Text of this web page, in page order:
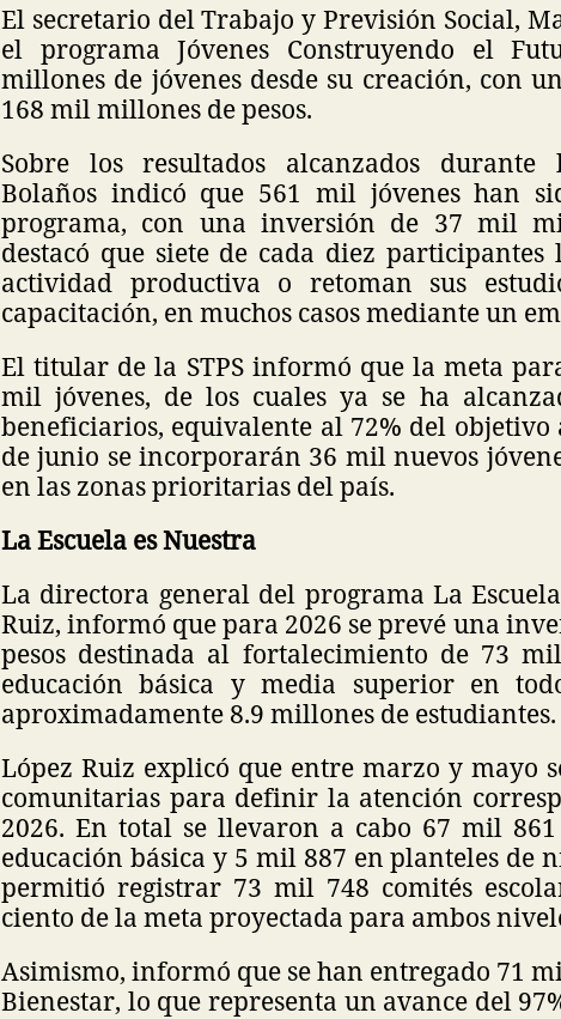
El secretario del Trabajo y Previsión Social,
el programa Jóvenes Construyendo el
millones de jóvenes desde su creación, con
168 mil millones de pesos.
Sobre los resultados alcanzados
Bolaños indicó que 561 mil jóvenes han
programa, con una inversión de 37 mil
destacó que siete de cada diez
actividad productiva o retoman sus
capacitación, en muchos casos mediante un
El titular de la STPS informó que la meta
mil jóvenes, de los cuales ya se ha
beneficiarios, equivalente al 72% del objetivo
de junio se incorporarán 36 mil nuevos
en las zonas prioritarias del país.
La Escuela es Nuestra
La directora general del programa La
Ruiz, informó que para 2026 se prevé una
pesos destinada al fortalecimiento de 73
educación básica y media superior en
aproximadamente 8.9 millones de estudiantes.
López Ruiz explicó que entre marzo y mayo
comunitarias para definir la atención
2026. En total se llevaron a cabo 67 mil 861
educación básica y 5 mil 887 en planteles de
permitió registrar 73 mil 748 comités
ciento de la meta proyectada para ambos
Asimismo, informó que se han entregado 71
Bienestar, lo que representa un avance del